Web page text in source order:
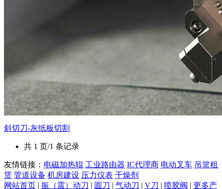
斜切刀-灰纸板切割
共 1 页/1 条记录
友情链接： 电磁加热辊 工业路由器 IC代理商 电动叉车 吊篮租
赁 管道设备 机房建设 压力仪表 干燥剂
网站首页 | 振（震）动刀 | 圆刀 | 气动刀 | V刀 | 喷胶阀 | 更多产